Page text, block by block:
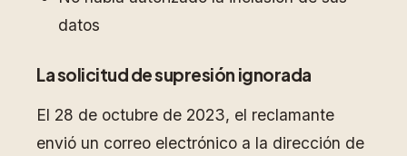
datos
La solicitud de supresión ignorada
El 28 de octubre de 2023, el reclamante
envió un correo electrónico a la dirección de